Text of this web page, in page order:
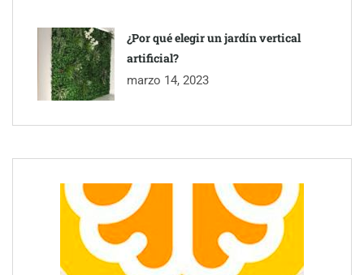
¿Por qué elegir un jardín vertical
artificial?
marzo 14, 2023